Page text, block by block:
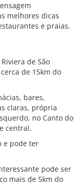
melhores dicas
e praias.
de São
de 15km do
bares,
claras, própria
no Canto do
central.
e pode ter
pode ser
mais de 5km do